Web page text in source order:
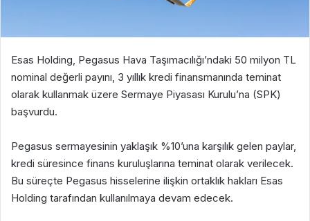
Esas Holding, Pegasus Hava Taşımacılığı’ndaki 50 milyon TL
nominal değerli payını, 3 yıllık kredi finansmanında teminat
olarak kullanmak üzere Sermaye Piyasası Kurulu’na (SPK)
başvurdu.
Pegasus sermayesinin yaklaşık %10’una karşılık gelen paylar,
kredi süresince finans kuruluşlarına teminat olarak verilecek.
Bu süreçte Pegasus hisselerine ilişkin ortaklık hakları Esas
Holding tarafından kullanılmaya devam edecek.